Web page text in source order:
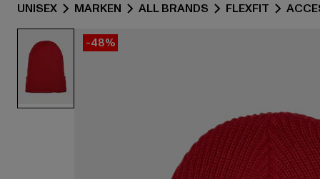
UNISEX MARKEN ALL BRANDS FLEXFIT
-48%